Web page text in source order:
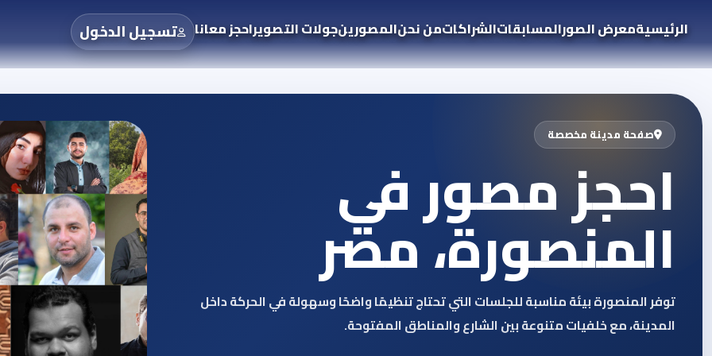
الرئيسيةمعرض الصورالمسابقاتالشراكاتمن نحنالمصورينجولات التصويراحجز معانا تسجيل الدخول
صفحة مدينة مخصصة
احجز مصور في
المنصورة، مصر
توفر المنصورة بيئة مناسبة للجلسات التي تحتاج تنظيمًا واضحًا وسهولة في الحركة داخل
المدينة، مع خلفيات متنوعة بين الشارع والمناطق المفتوحة.